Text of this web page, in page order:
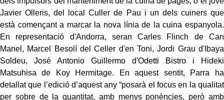
Javier Olleris, del local Culler de Pau i un dels cuiners que
està començant a marcar la nova línia de la cuina espanyola.
En representació d'Andorra, seran Carles Flinch de Can
Manel, Marcel Besolí del Celler d'en Toni, Jordi Grau d'Ibaya
Soldeu, José Antonio Guillermo d'Odetti Bistro i Hideki
Matsuhisa de Koy Hermitage. En aquest sentit, Parra ha
detallat que l’edició d’aquest any “posarà el focus en la qualitat
per sobre de la quantitat, amb menys ponències, però amb